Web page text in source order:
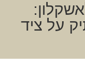
על ציד